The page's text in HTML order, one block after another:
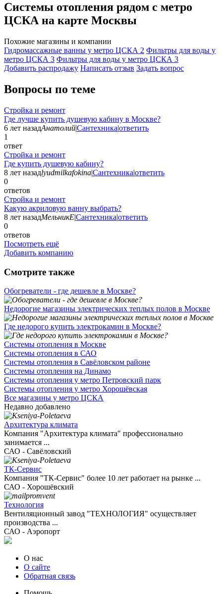
Системы отопления рядом с метро
ЦСКА на карте Москвы
Похожие магазины и компании
Гидромассажные ванны у метро ЦСКА 2 Фильтры для воды у
метро ЦСКА 3 Фильтры для воды у метро ЦСКА 3
Добавить раcпродажу Написать отзыв Задать вопрос
Вопросы по теме
Стройка и ремонт
Где лучше купить душевую кабину в Москве?
6 лет назадАнатолий|Сантехника|ответить
1
ответ
Стройка и ремонт
Где купить душевую кабину?
8 лет назадlyudmilkafokina|Сантехника|ответить
0
ответов
Стройка и ремонт
Какую акриловую ванну выбрать?
8 лет назадМельникЕ|Сантехника|ответить
0
ответов
Посмотреть ещё
Добавить компанию
Смотрите также
Обогреватели - где дешевле в Москве?
Недорогие магазины электрических теплых полов в Москве
Где недорого купить электрокамин в Москве?
Системы отопления в Москве
Системы отопления в САО
Системы отопления в Савёловском районе
Системы отопления на Динамо
Системы отопления у метро Петровский парк
Системы отопления у метро Хорошёвская
Все магазины у метро ЦСКА
Недавно добавлено
Архитектура климата
Компания "Архитектура климата" профессионально
занимается ...
САО - Савёловский
ТК-Сервис
Компания "ТК-Сервис" более 10 лет работает на рынке ...
САО - Хорошёвский
Технология
Вентиляционный завод "ТЕХНОЛОГИЯ" осуществляет
производства ...
САО - Аэропорт
О нас
О сайте
Обратная связь